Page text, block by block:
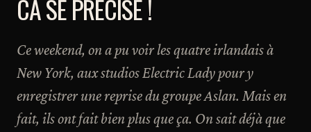
CA SE PRÉCISE !
Ce weekend, on a pu voir les quatre irlandais à
New York, aux studios Electric Lady pour y
enregistrer une reprise du groupe Aslan. Mais en
fait, ils ont fait bien plus que ça. On sait déjà que